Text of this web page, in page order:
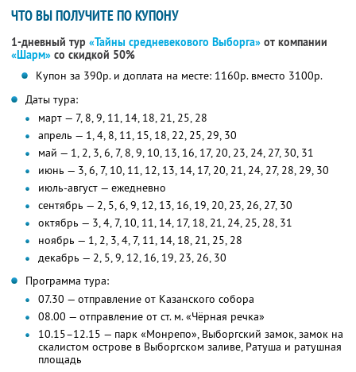
ЧТО ВЫ ПОЛУЧИТЕ ПО КУПОНУ
1-дневный тур «Тайны средневекового Выборга» от компании
«Шарм» со скидкой 50%
Купон за 390р. и доплата на месте: 1160р. вместо 3100р.
Даты тура:
март — 7, 8, 9, 11, 14, 18, 21, 25, 28
апрель — 1, 4, 8, 11, 15, 18, 22, 25, 29, 30
май — 1, 2, 3, 6, 7, 8, 9, 10, 13, 16, 17, 20, 23, 24, 27, 30, 31
июнь — 3, 6, 7, 10, 11, 12, 13, 14, 17, 20, 21, 24, 27, 28, 29, 30
июль-август — ежедневно
сентябрь — 2, 5, 6, 9, 12, 13, 16, 19, 20, 23, 26, 27, 30
октябрь — 3, 4, 7, 10, 11, 14, 17, 18, 21, 24, 25, 28, 31
ноябрь — 1, 2, 3, 4, 7, 11, 14, 18, 21, 25, 28
декабрь — 2, 5, 9, 12, 16, 19, 23, 26, 30
Программа тура:
07.30 — отправление от Казанского собора
08.00 — отправление от ст. м. «Чёрная речка»
10.15–12.15 — парк «Монрепо», Выборгский замок, замок на
скалистом острове в Выборгском заливе, Ратуша и ратушная
площадь